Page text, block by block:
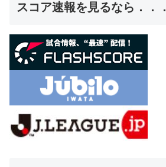
スコア速報を見るなら．．．